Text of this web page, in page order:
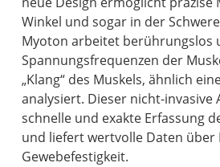
Winkel und sogar in der
Myoton arbeitet berührungslos
Spannungsfrequenzen der
„Klang“ des Muskels, ähnlich
analysiert. Dieser nicht-invasive
schnelle und exakte Erfassung
und liefert wertvolle Daten über
Gewebefestigkeit.